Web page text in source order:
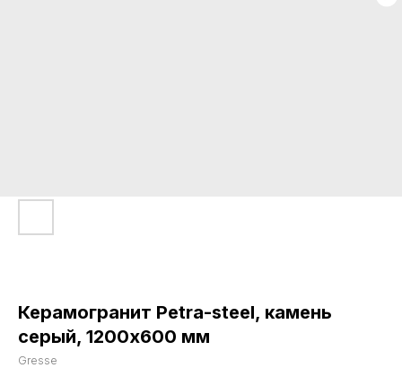
Керамогранит Petra-steel, камень
серый, 1200х600 мм
Gresse